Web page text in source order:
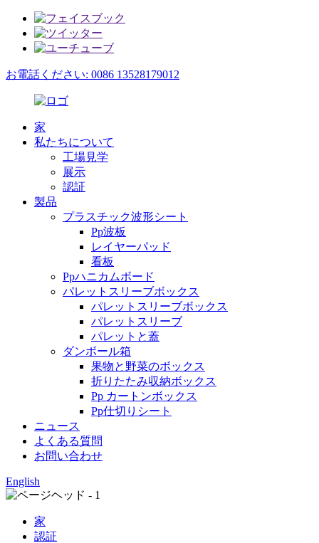
お電話ください: 0086 13528179012
家
私たちについて
工場見学
展示
認証
製品
プラスチック波形シート
Pp波板
レイヤーパッド
看板
Ppハニカムボード
パレットスリーブボックス
パレットスリーブボックス
パレットスリーブ
パレットと蓋
ダンボール箱
果物と野菜のボックス
折りたたみ収納ボックス
Pp カートンボックス
Pp仕切りシート
ニュース
よくある質問
お問い合わせ
English
家
認証